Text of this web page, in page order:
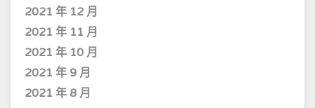
2021 年 12 月
2021 年 11 月
2021 年 10 月
2021 年 9 月
2021 年 8 月